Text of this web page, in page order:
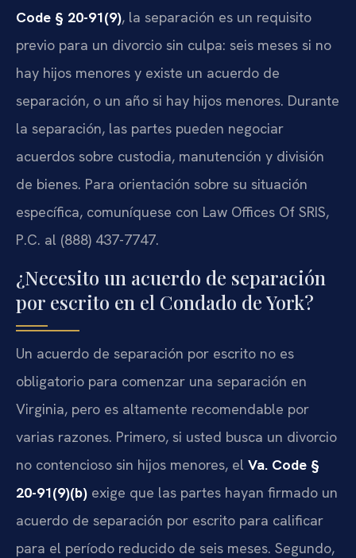
Code § 20-91(9), la separación es un requisito
previo para un divorcio sin culpa: seis meses si no
hay hijos menores y existe un acuerdo de
separación, o un año si hay hijos menores. Durante
la separación, las partes pueden negociar
acuerdos sobre custodia, manutención y división
de bienes. Para orientación sobre su situación
específica, comuníquese con Law Offices Of SRIS,
P.C. al (888) 437-7747.
¿Necesito un acuerdo de separación
por escrito en el Condado de York?
Un acuerdo de separación por escrito no es
obligatorio para comenzar una separación en
Virginia, pero es altamente recomendable por
varias razones. Primero, si usted busca un divorcio
no contencioso sin hijos menores, el Va. Code §
20-91(9)(b) exige que las partes hayan firmado un
acuerdo de separación por escrito para calificar
para el período reducido de seis meses. Segundo,